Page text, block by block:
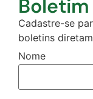
Cadastre-se
boletins
Nome